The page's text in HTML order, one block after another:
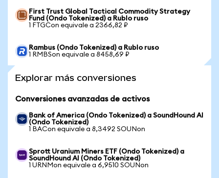
First Trust Global Tactical Commodity Strategy
Fund (Ondo Tokenized) a Rublo ruso
1 FTGCon equivale a 2366,82 ₽
Rambus (Ondo Tokenized) a Rublo ruso
1 RMBSon equivale a 8458,69 ₽
Explorar más conversiones
Conversiones avanzadas de activos
Bank of America (Ondo Tokenized) a SoundHound AI
(Ondo Tokenized)
1 BACon equivale a 8,3492 SOUNon
Sprott Uranium Miners ETF (Ondo Tokenized) a
SoundHound AI (Ondo Tokenized)
1 URNMon equivale a 6,9510 SOUNon